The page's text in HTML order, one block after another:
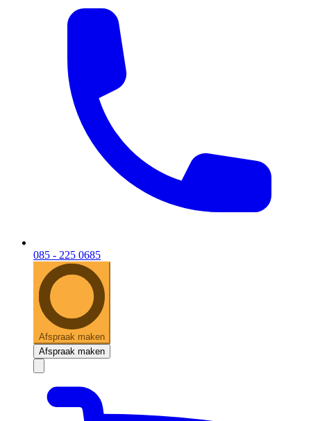
085 - 225 0685
Afspraak maken
Afspraak maken